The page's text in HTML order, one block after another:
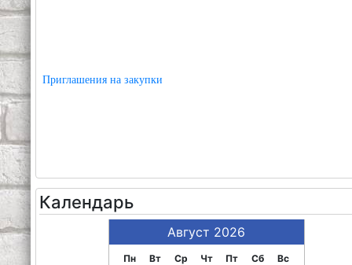
Приглашения на закупки
Календарь
Август 2026
Пн Вт Ср Чт Пт Сб Вс